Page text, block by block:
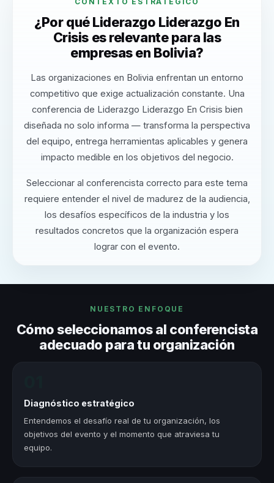
¿Por qué Liderazgo Liderazgo En
Crisis es relevante para las
empresas en Bolivia?
Las organizaciones en Bolivia enfrentan un entorno
competitivo que exige actualización constante. Una
conferencia de Liderazgo Liderazgo En Crisis bien
diseñada no solo informa — transforma la perspectiva
del equipo, entrega herramientas aplicables y genera
impacto medible en los objetivos del negocio.
Seleccionar al conferencista correcto para este tema
requiere entender el nivel de madurez de la audiencia,
los desafíos específicos de la industria y los
resultados concretos que la organización espera
lograr con el evento.
NUESTRO ENFOQUE
Cómo seleccionamos al conferencista
adecuado para tu organización
Diagnóstico estratégico
Entendemos el desafío real de tu organización, los
objetivos del evento y el momento que atraviesa tu
equipo.